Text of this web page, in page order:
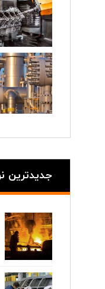
جدیدترین